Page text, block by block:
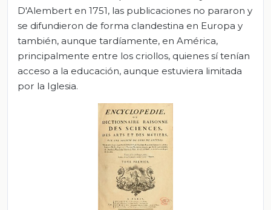
D'Alembert en 1751, las publicaciones no pararon y
se difundieron de forma clandestina en Europa y
también, aunque tardíamente, en América,
principalmente entre los criollos, quienes sí tenían
acceso a la educación, aunque estuviera limitada
por la Iglesia.